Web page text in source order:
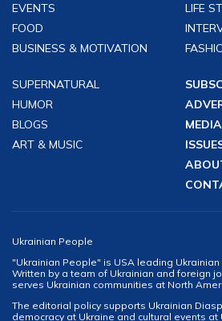
EVENTS
FOOD
BUSINESS & MOTIVATION
LIFE
SUPERNATURAL
HUMOR
BLOGS
ART & MUSIC
Ukrainian People
"Ukrainian People" is USA leading
Written by a team of Ukrainian and foreign
serves Ukrainian communities at North
The editorial policy supports Ukrainian
democracy at Ukraine and cultural events at